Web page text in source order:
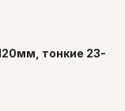
тонкие 23-